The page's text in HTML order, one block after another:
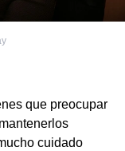
que preocupar
cuidado